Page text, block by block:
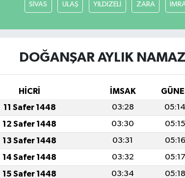
SİVAS ULAŞ YILDIZELİ ZARA
DOĞANŞAR AYLIK
HİCRİ İMSAK
11 Safer 1448 03:28 05:14
12 Safer 1448 03:30 05:15
13 Safer 1448 03:31 05:16
14 Safer 1448 03:32 05:17
15 Safer 1448 03:34 05:18